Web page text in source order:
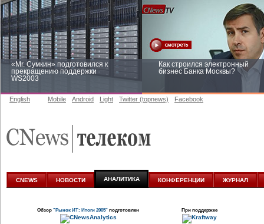
«Mr. Сумкин» подготовился к
прекращению поддержки
WS2003
Как строился электронный
бизнес Банка Москвы?
аналитике
English Mobile Android Light Twitter (topnews) Facebook
CNEWS НОВОСТИ АНАЛИТИКА КОНФЕРЕНЦИИ ЖУРНАЛ
Обзор "Рынок ИТ: Итоги 2005" подготовлен При поддержке